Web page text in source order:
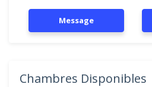
Message
Chambres Disponibles